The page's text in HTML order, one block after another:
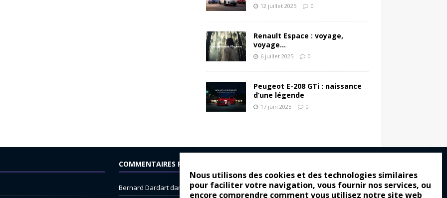
Nous utilisons des cookies et des technologies similaires
pour faciliter votre navigation, vous fournir nos services, ou
encore comprendre comment vous utilisez notre site web
12 juillet 2025 0
Renault Espace : voyage,
voyage…
6 juillet 2025 0
Peugeot E-208 GTi : naissance
d’une légende
17 juin 2025 0
COMMENTAIRES RÉCENTS
Bernard Dardartdans Dacia Sandero : pour les gens vrais